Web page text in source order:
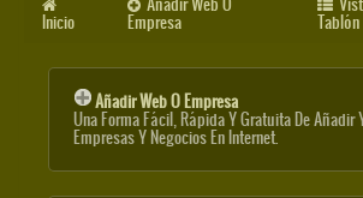
Inicio Empresa Tablón
Añadir Web O Empresa
Una Forma Fácil, Rápida Y Gratuita De Añadir
Empresas Y Negocios En Internet.